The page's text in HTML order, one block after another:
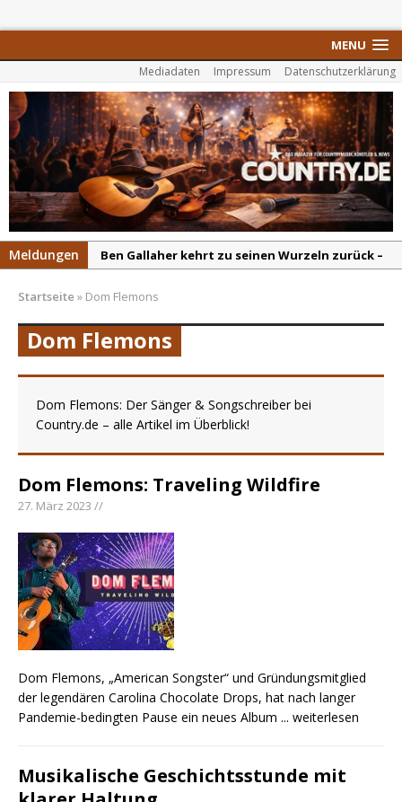
MENU
Mediadaten Impressum Datenschutzerklärung
Meldungen
Ben Gallaher kehrt zu seinen Wurzeln zurück –
Colton Dawson legt mit „Worth It“ nach –
Country mit Herz und Humor
Carly Pearce hinterfragt den ständigen
Vergleich mit anderen
Ella Langley schreibt Musikgeschichte:
„Choosin‘ Texas“ gehört zu den größten Hits
aller Zeiten
pez veröffentlicht neue Single „Late Night
Talks“ – eine Hymne auf unvergessliche
Country Music Hot News – 9. August 2026:
Morgan Wallen, Dolly Parton und Riley Green im
Fokus
Startseite » Dom Flemons
Dom Flemons
Dom Flemons: Der Sänger & Songschreiber bei
Country.de – alle Artikel im Überblick!
Dom Flemons: Traveling Wildfire
27. März 2023 //
Dom Flemons, „American Songster“ und Gründungsmitglied
der legendären Carolina Chocolate Drops, hat nach langer
Pandemie-bedingten Pause ein neues Album ... weiterlesen
Musikalische Geschichtsstunde mit